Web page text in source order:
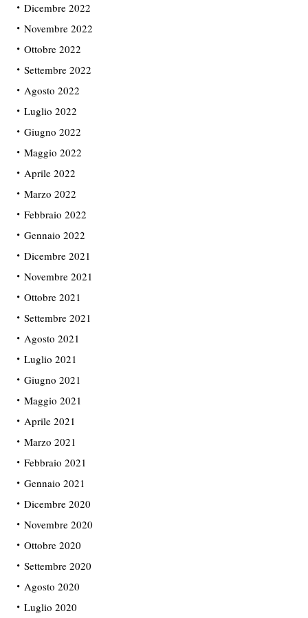
Dicembre 2022
Novembre 2022
Ottobre 2022
Settembre 2022
Agosto 2022
Luglio 2022
Giugno 2022
Maggio 2022
Aprile 2022
Marzo 2022
Febbraio 2022
Gennaio 2022
Dicembre 2021
Novembre 2021
Ottobre 2021
Settembre 2021
Agosto 2021
Luglio 2021
Giugno 2021
Maggio 2021
Aprile 2021
Marzo 2021
Febbraio 2021
Gennaio 2021
Dicembre 2020
Novembre 2020
Ottobre 2020
Settembre 2020
Agosto 2020
Luglio 2020